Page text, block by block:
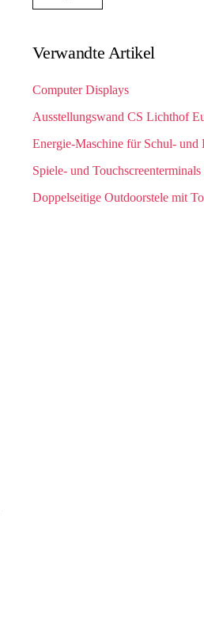
Verwandte Artikel
Computer Displays
Ausstellungswand CS Lichthof
Energie-Maschine für Schul- und
Spiele- und
Doppelseitige Outdoorstele mit